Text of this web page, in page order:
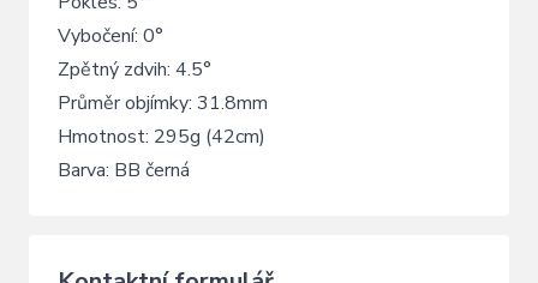
Vybočení: 0°
Zpětný zdvih: 4.5°
Průměr objímky: 31.8mm
Hmotnost: 295g (42cm)
Barva: BB černá